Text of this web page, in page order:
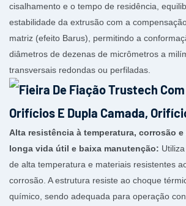
cisalhamento e o tempo de residência,
estabilidade da extrusão com a
matriz (efeito Barus), permitindo a
diâmetros de dezenas de micrômetros a
transversais redondas ou perfiladas.
Alta resistência à temperatura, corrosão
longa vida útil e baixa manutenção:
de alta temperatura e materiais resistentes
corrosão. A estrutura resiste ao choque
químico, sendo adequada para operação